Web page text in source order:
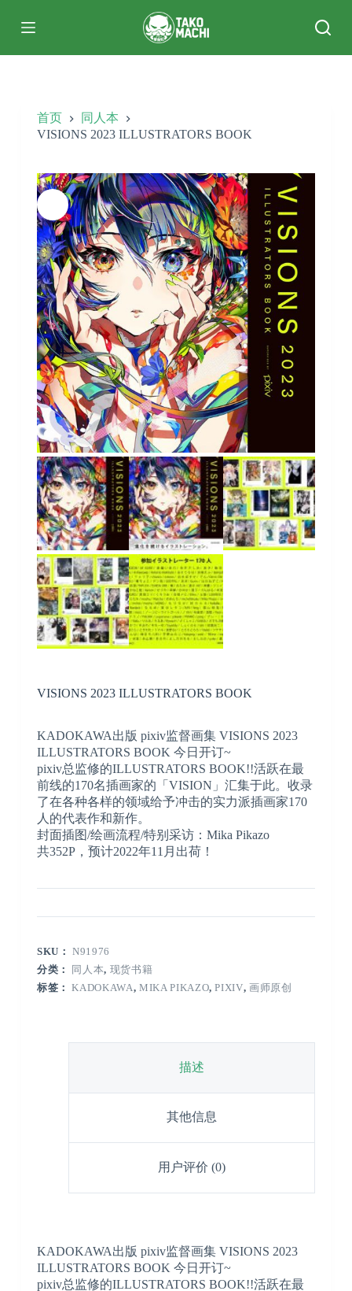
过
首页
同人本
VISIONS 2023 ILLUSTRATORS BOOK
VISIONS 2023 ILLUSTRATORS BOOK
KADOKAWA出版 pixiv监督画集 VISIONS 2023
ILLUSTRATORS BOOK 今日开订~
pixiv总监修的ILLUSTRATORS BOOK!!活跃在最
前线的170名插画家的「VISION」汇集于此。收录
了在各种各样的领域给予冲击的实力派插画家170
人的代表作和新作。
封面插图/绘画流程/特别采访：Mika Pikazo
共352P，预计2022年11月出荷！
SKU：N91976
分类：
同人本, 现货书籍
标签：KADOKAWA, MIKA PIKAZO,PIXIV,画师原创
描述
其他信息
用户评价 (0)
KADOKAWA出版 pixiv监督画集 VISIONS 2023
ILLUSTRATORS BOOK 今日开订~
pixiv总监修的ILLUSTRATORS BOOK!!活跃在最